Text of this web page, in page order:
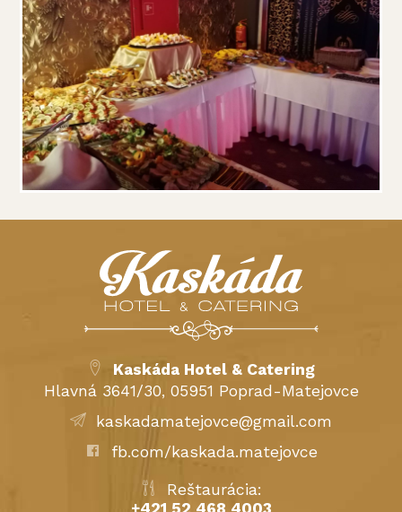
Kaskáda Hotel & Catering
Hlavná 3641/30, 05951 Poprad-Matejovce
kaskadamatejovce@gmail.com
fb.com/kaskada.matejovce
Reštaurácia:
+421 52 468 4003